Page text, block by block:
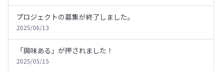
プロジェクトの募集が終了しました。
2025/06/13
「興味ある」が押されました！
2025/05/15